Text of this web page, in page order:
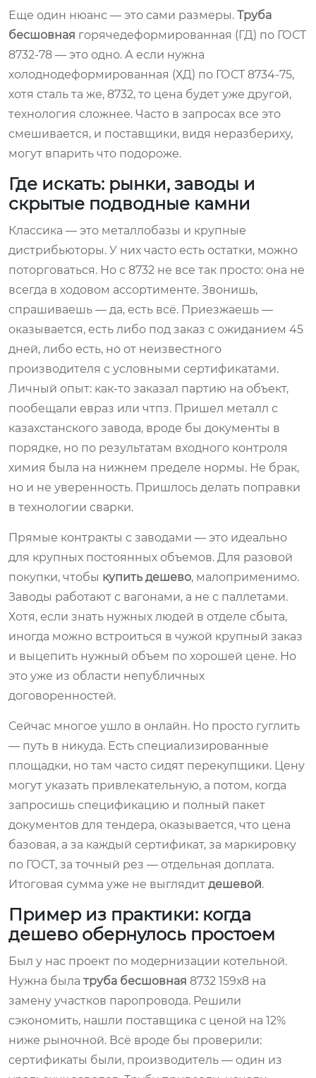
Еще один нюанс — это сами размеры. Труба
бесшовная горячедеформированная (ГД) по ГОСТ
8732-78 — это одно. А если нужна
холоднодеформированная (ХД) по ГОСТ 8734-75,
хотя сталь та же, 8732, то цена будет уже другой,
технология сложнее. Часто в запросах все это
смешивается, и поставщики, видя неразбериху,
могут впарить что подороже.
Где искать: рынки, заводы и
скрытые подводные камни
Классика — это металлобазы и крупные
дистрибьюторы. У них часто есть остатки, можно
поторговаться. Но с 8732 не все так просто: она не
всегда в ходовом ассортименте. Звонишь,
спрашиваешь — да, есть всё. Приезжаешь —
оказывается, есть либо под заказ с ожиданием 45
дней, либо есть, но от неизвестного
производителя с условными сертификатами.
Личный опыт: как-то заказал партию на объект,
пообещали евраз или чтпз. Пришел металл с
казахстанского завода, вроде бы документы в
порядке, но по результатам входного контроля
химия была на нижнем пределе нормы. Не брак,
но и не уверенность. Пришлось делать поправки
в технологии сварки.
Прямые контракты с заводами — это идеально
для крупных постоянных объемов. Для разовой
покупки, чтобы купить дешево, малоприменимо.
Заводы работают с вагонами, а не с паллетами.
Хотя, если знать нужных людей в отделе сбыта,
иногда можно встроиться в чужой крупный заказ
и выцепить нужный объем по хорошей цене. Но
это уже из области непубличных
договоренностей.
Сейчас многое ушло в онлайн. Но просто гуглить
— путь в никуда. Есть специализированные
площадки, но там часто сидят перекупщики. Цену
могут указать привлекательную, а потом, когда
запросишь спецификацию и полный пакет
документов для тендера, оказывается, что цена
базовая, а за каждый сертификат, за маркировку
по ГОСТ, за точный рез — отдельная доплата.
Итоговая сумма уже не выглядит дешевой.
Пример из практики: когда
дешево обернулось простоем
Был у нас проект по модернизации котельной.
Нужна была труба бесшовная 8732 159х8 на
замену участков паропровода. Решили
сэкономить, нашли поставщика с ценой на 12%
ниже рыночной. Всё вроде бы проверили:
сертификаты были, производитель — один из